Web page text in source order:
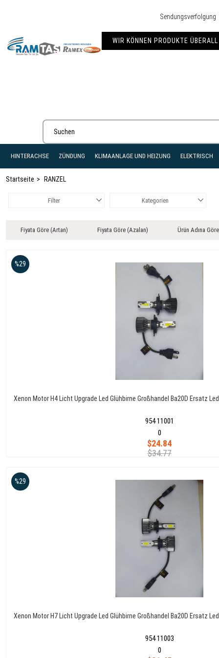
Sendungsverfolgung
WIR KÖNNEN PRODUKTE
HINTERACHSE ZÜNDUNG KLIMAANLAGE UND HEIZUNG ELEKTRISCH
Startseite RANZEL
Filter Kategorien
Fiyata Göre (Artan) Fiyata Göre (Azalan) Ürün Adına
Xenon Motor H4 Licht Upgrade Led Glühbirne Großhandel Ba20D Ersatz
954 11001
$24.84
$34.77
%29
0
Xenon Motor H7 Licht Upgrade Led Glühbirne Großhandel Ba20D Ersatz
954 11003
%29
0